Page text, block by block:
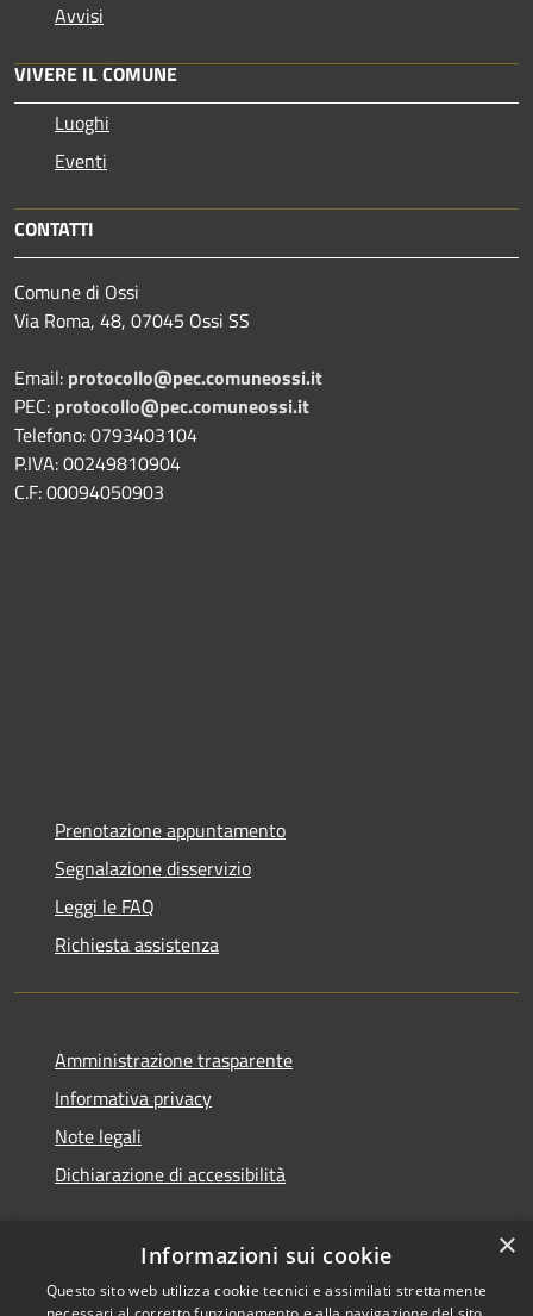
Avvisi
VIVERE IL COMUNE
Luoghi
Eventi
CONTATTI
Comune di Ossi
Via Roma, 48, 07045 Ossi SS
Email: protocollo@pec.comuneossi.it
PEC: protocollo@pec.comuneossi.it
Telefono: 0793403104
P.IVA: 00249810904
C.F: 00094050903
Prenotazione appuntamento
Segnalazione disservizio
Leggi le FAQ
Richiesta assistenza
Amministrazione trasparente
Informativa privacy
Note legali
Dichiarazione di accessibilità
×
Informazioni sui cookie
Questo sito web utilizza cookie tecnici e assimilati strettamente